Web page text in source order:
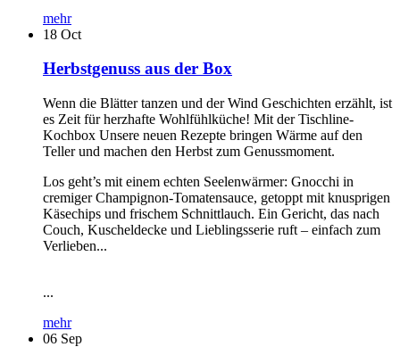
mehr
18 Oct
Herbstgenuss aus der Box
Wenn die Blätter tanzen und der Wind Geschichten erzählt, ist
es Zeit für herzhafte Wohlfühlküche! Mit der Tischline-
Kochbox Unsere neuen Rezepte bringen Wärme auf den
Teller und machen den Herbst zum Genussmoment.
Los geht’s mit einem echten Seelenwärmer: Gnocchi in
cremiger Champignon-Tomatensauce, getoppt mit knusprigen
Käsechips und frischem Schnittlauch. Ein Gericht, das nach
Couch, Kuscheldecke und Lieblingsserie ruft – einfach zum
Verlieben...
...
mehr
06 Sep